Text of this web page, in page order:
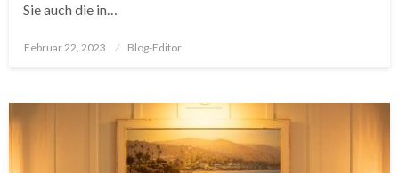
Sie auch die in…
Posted
Februar 22, 2023 Blog-Editor